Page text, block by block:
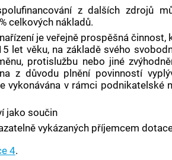
z dalších zdrojů
celkových nákladů.
je veřejně prospěšná činnost,
let věku, na základě svého
protislužbu nebo jiné
z důvodu plnění povinností
vykonávána v rámci podnikatelské
jako součin
vykázaných příjemcem
4.